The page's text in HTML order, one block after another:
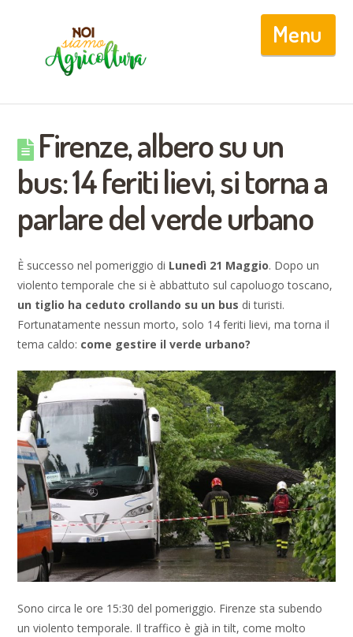
Firenze, albero su un
bus: 14 feriti lievi, si torna a
parlare del verde urbano
È successo nel pomeriggio di Lunedì 21 Maggio. Dopo un
violento temporale che si è abbattuto sul capoluogo toscano,
un tiglio ha ceduto crollando su un bus di turisti.
Fortunatamente nessun morto, solo 14 feriti lievi, ma torna il
tema caldo: come gestire il verde urbano?
Sono circa le ore 15:30 del pomeriggio. Firenze sta subendo
un violento temporale. Il traffico è già in tilt, come molto